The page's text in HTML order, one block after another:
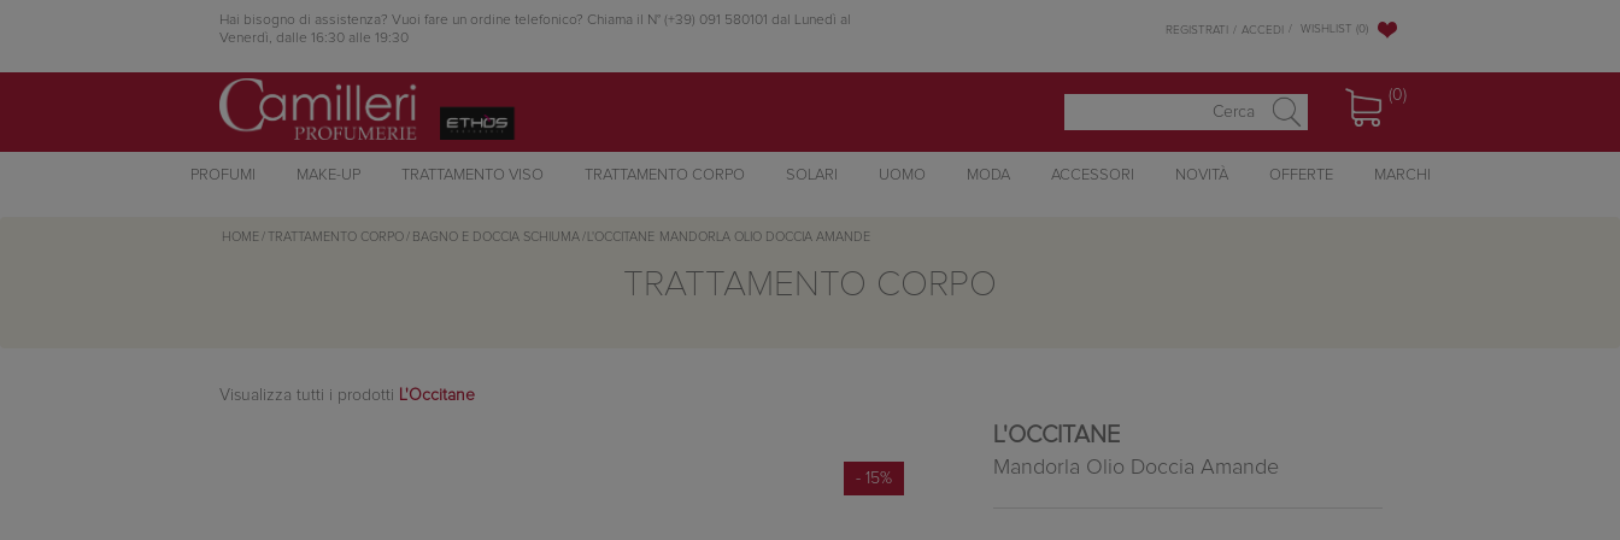
Hai bisogno di assistenza? Vuoi fare un ordine telefonico? Chiama il N° (+39) 091 580101 dal Lunedì al
Venerdì, dalle 16:30 alle 19:30
REGISTRATI ACCEDI WISHLIST (0)
(0)
PROFUMI MAKE-UP TRATTAMENTO VISO TRATTAMENTO CORPO SOLARI UOMO MODA ACCESSORI NOVITÀ OFFERTE MARCHI
HOME / TRATTAMENTO CORPO / BAGNO E DOCCIA SCHIUMA / L'OCCITANE MANDORLA OLIO DOCCIA AMANDE
TRATTAMENTO CORPO
Visualizza tutti i prodotti L'Occitane
- 15%
L'OCCITANE
Mandorla Olio Doccia Amande